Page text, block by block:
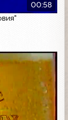
00:58